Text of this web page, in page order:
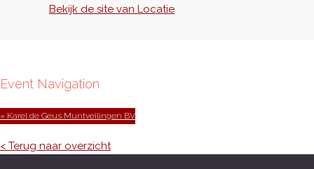
Bekijk de site van Locatie
Event Navigation
« Karel de Geus Muntveilingen BV
< Terug naar overzicht